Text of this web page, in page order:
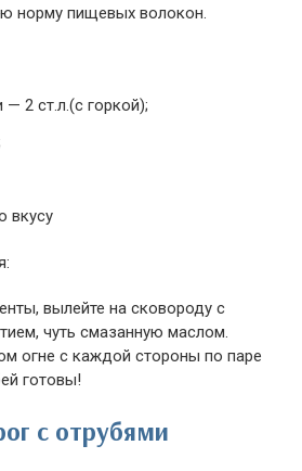
норму пищевых волокон.
2 ст.л.(с горкой);
вкусу
вылейте на сковороду с
чуть смазанную маслом.
огне с каждой стороны по паре
готовы!
с отрубями